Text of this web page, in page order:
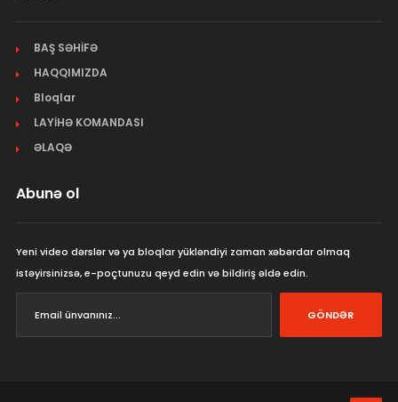
BAŞ SƏHİFƏ
HAQQIMIZDA
Bloqlar
LAYİHƏ KOMANDASI
ƏLAQƏ
Abunə ol
Yeni video dərslər və ya bloqlar yükləndiyi zaman xəbərdar olmaq
istəyirsinizsə, e-poçtunuzu qeyd edin və bildiriş əldə edin.
GÖNDƏR